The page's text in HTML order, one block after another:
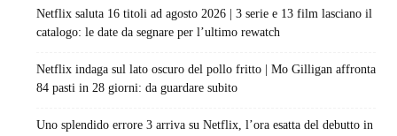
Netflix saluta 16 titoli ad agosto 2026 | 3 serie e 13 film lasciano il
catalogo: le date da segnare per l’ultimo rewatch
Netflix indaga sul lato oscuro del pollo fritto | Mo Gilligan affronta
84 pasti in 28 giorni: da guardare subito
Uno splendido errore 3 arriva su Netflix, l’ora esatta del debutto in